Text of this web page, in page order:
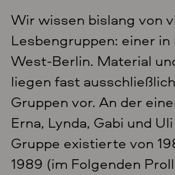
Wir wissen bislang von
Lesbengruppen: einer
West-Berlin. Material
liegen fast
Gruppen vor. An der
Erna, Lynda, Gabi und
Gruppe existierte von
1989 (im Folgenden